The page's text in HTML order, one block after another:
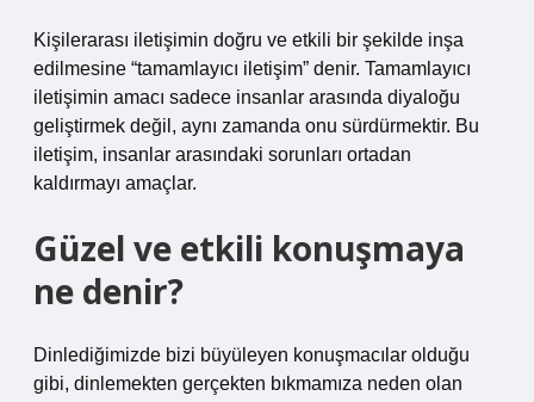
Kişilerarası iletişimin doğru ve etkili bir şekilde inşa
edilmesine “tamamlayıcı iletişim” denir. Tamamlayıcı
iletişimin amacı sadece insanlar arasında diyaloğu
geliştirmek değil, aynı zamanda onu sürdürmektir. Bu
iletişim, insanlar arasındaki sorunları ortadan
kaldırmayı amaçlar.
Güzel ve etkili konuşmaya
ne denir?
Dinlediğimizde bizi büyüleyen konuşmacılar olduğu
gibi, dinlemekten gerçekten bıkmamıza neden olan